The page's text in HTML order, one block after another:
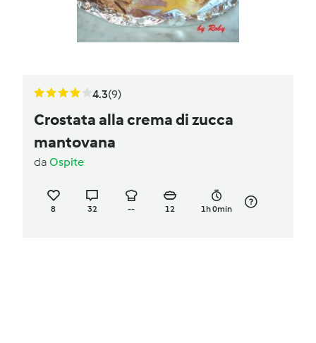
4.3(9)
Crostata alla crema di zucca
mantovana
da Ospite
8 32 -- 12 1h 0min